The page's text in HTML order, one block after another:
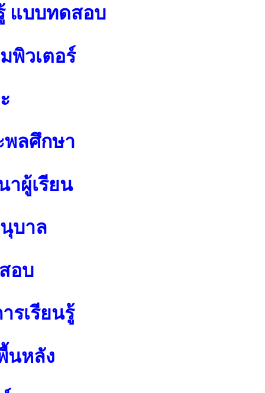
แบบทดสอบ
พิวเตอร์
ลศึกษา
ผู้เรียน
บาล
อบ
รเรียนรู้
นหลัง